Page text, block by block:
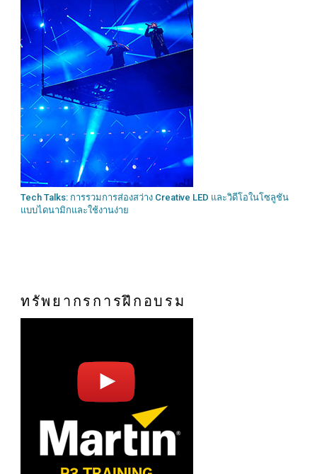
Tech Talks: การรวมการส่องสว่าง Creative LED และวิดีโอในโซลูชัน
แบบไดนามิกและใช้งานง่าย
ทรัพยากรการฝึกอบรม